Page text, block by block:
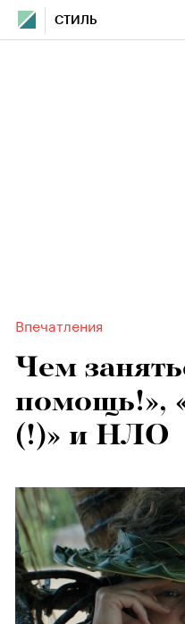
СТИЛЬ
Впечатления
Чем
помощь!»,
(!)» и НЛО